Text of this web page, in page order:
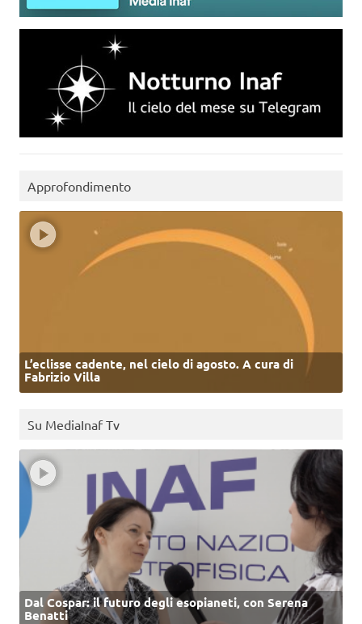
Approfondimento
L’eclisse cadente, nel cielo di agosto. A cura di
Fabrizio Villa
Su MediaInaf Tv
Dal Cospar: il futuro degli esopianeti, con Serena
Benatti